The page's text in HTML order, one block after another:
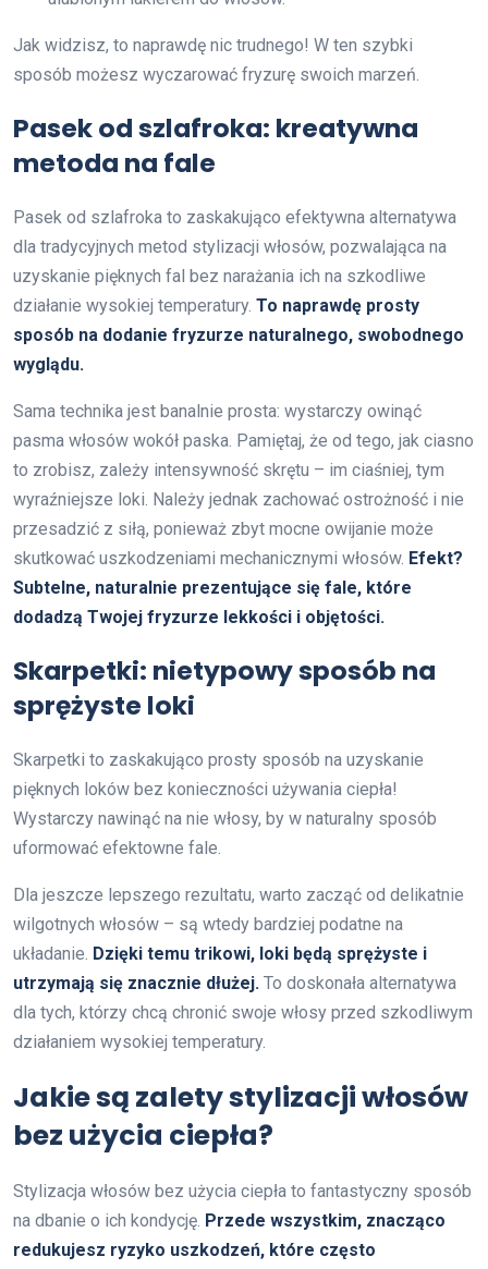
Jak widzisz, to naprawdę nic trudnego! W ten szybki
sposób możesz wyczarować fryzurę swoich marzeń.
Pasek od szlafroka: kreatywna
metoda na fale
Pasek od szlafroka to zaskakująco efektywna alternatywa
dla tradycyjnych metod stylizacji włosów, pozwalająca na
uzyskanie pięknych fal bez narażania ich na szkodliwe
działanie wysokiej temperatury. To naprawdę prosty
sposób na dodanie fryzurze naturalnego, swobodnego
wyglądu.
Sama technika jest banalnie prosta: wystarczy owinąć
pasma włosów wokół paska. Pamiętaj, że od tego, jak ciasno
to zrobisz, zależy intensywność skrętu – im ciaśniej, tym
wyraźniejsze loki. Należy jednak zachować ostrożność i nie
przesadzić z siłą, ponieważ zbyt mocne owijanie może
skutkować uszkodzeniami mechanicznymi włosów. Efekt?
Subtelne, naturalnie prezentujące się fale, które
dodadzą Twojej fryzurze lekkości i objętości.
Skarpetki: nietypowy sposób na
sprężyste loki
Skarpetki to zaskakująco prosty sposób na uzyskanie
pięknych loków bez konieczności używania ciepła!
Wystarczy nawinąć na nie włosy, by w naturalny sposób
uformować efektowne fale.
Dla jeszcze lepszego rezultatu, warto zacząć od delikatnie
wilgotnych włosów – są wtedy bardziej podatne na
układanie. Dzięki temu trikowi, loki będą sprężyste i
utrzymają się znacznie dłużej. To doskonała alternatywa
dla tych, którzy chcą chronić swoje włosy przed szkodliwym
działaniem wysokiej temperatury.
Jakie są zalety stylizacji włosów
bez użycia ciepła?
Stylizacja włosów bez użycia ciepła to fantastyczny sposób
na dbanie o ich kondycję. Przede wszystkim, znacząco
redukujesz ryzyko uszkodzeń, które często